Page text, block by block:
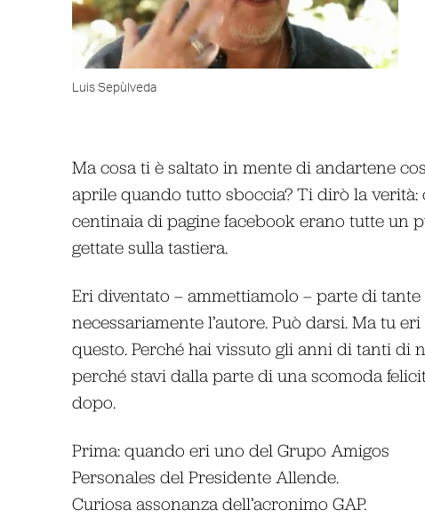
Luis Sepùlveda
Ma cosa ti è saltato in mente di andartene
aprile quando tutto sboccia? Ti dirò la
centinaia di pagine facebook erano tutte un
gettate sulla tastiera.
Eri diventato – ammettiamolo – parte di tante
necessariamente l’autore. Può darsi. Ma tu
questo. Perché hai vissuto gli anni di tanti di
perché stavi dalla parte di una scomoda
dopo.
Prima: quando eri uno del Grupo Amigos
Personales del Presidente Allende.
Curiosa assonanza dell’acronimo GAP.